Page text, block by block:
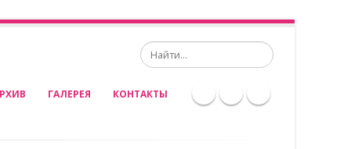
Search
ГАЛЕРЕЯ КОНТАКТЫ